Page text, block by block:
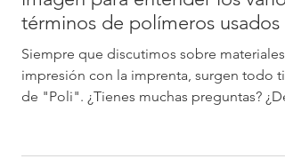
términos de polímeros usados
la impresión.
Siempre que discutimos sobre materiales
impresión con la imprenta, surgen todo
de "Poli". ¿Tienes muchas preguntas? ¿De